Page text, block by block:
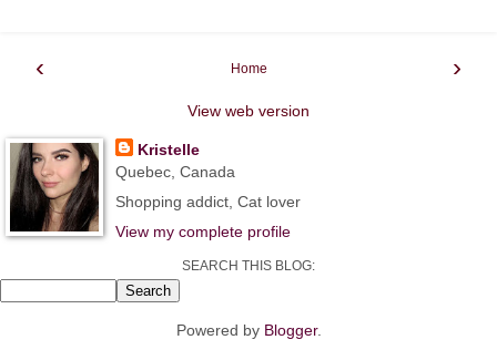
‹ ›
Home
View web version
Kristelle
Quebec, Canada
Shopping addict, Cat lover
View my complete profile
SEARCH THIS BLOG:
Powered by Blogger.